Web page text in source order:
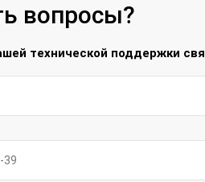
вопросы?
технической поддержки